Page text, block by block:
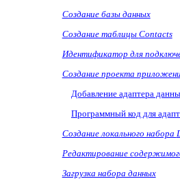
Создание базы данных
Создание таблицы Contacts
Идентификатор для
Создание проекта
Добавление адаптера
Программный код для
Создание локального набора
Редактирование
Загрузка набора данных